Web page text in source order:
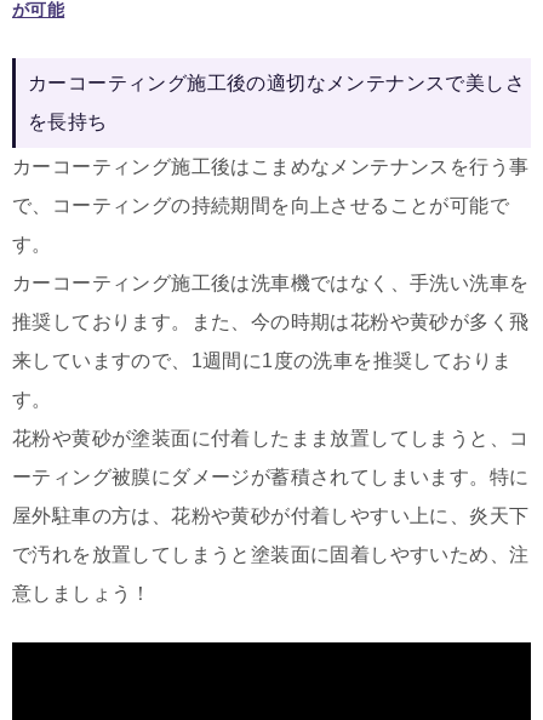
が可能
カーコーティング施工後の適切なメンテナンスで美しさ
を長持ち
カーコーティング施工後はこまめなメンテナンスを行う事
で、コーティングの持続期間を向上させることが可能で
す。
カーコーティング施工後は洗車機ではなく、手洗い洗車を
推奨しております。また、今の時期は花粉や黄砂が多く飛
来していますので、1週間に1度の洗車を推奨しておりま
す。
花粉や黄砂が塗装面に付着したまま放置してしまうと、コ
ーティング被膜にダメージが蓄積されてしまいます。特に
屋外駐車の方は、花粉や黄砂が付着しやすい上に、炎天下
で汚れを放置してしまうと塗装面に固着しやすいため、注
意しましょう！